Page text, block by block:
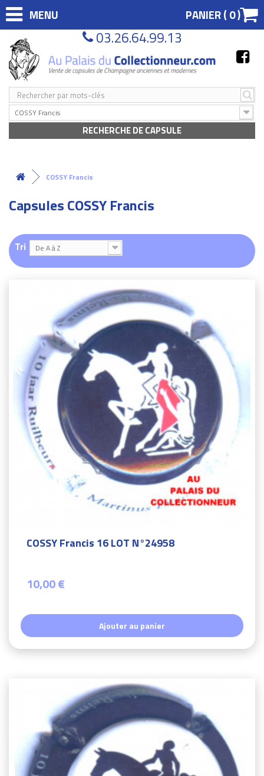
MENU PANIER (0)
03.26.64.99.13
COSSY Francis
RECHERCHE DE CAPSULE
COSSY Francis
Capsules COSSY Francis
Tri De A à Z
COSSY Francis 16 LOT N°24958
10,00 €
Ajouter au panier